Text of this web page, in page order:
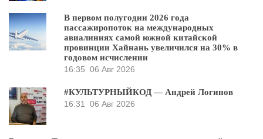
В первом полугодии 2026 года
пассажиропоток на международных
авиалиниях самой южной китайской
провинции Хайнань увеличился на 30% в
годовом исчислении
16:35 06 Авг 2026
#КУЛЬТУРНЫЙКОД — Андрей Логинов
16:31
06 Авг 2026